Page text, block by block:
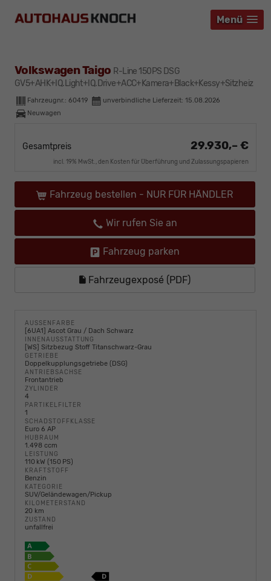
Menü
Menü
Menü
Volkswagen Taigo R-Line 150PS DSG
GV5+AHK+IQ.Light+IQ.Drive+ACC+Kamera+Black+Kessy+Sitzheiz
Fahrzeugnr.: 60419 unverbindliche Lieferzeit: 15.08.2026
Neuwagen
Gesamtpreis 29.930,– €
incl. 19% MwSt., den Kosten für Überführung und Zulassungspapieren
Fahrzeug bestellen - NUR FÜR HÄNDLER
Wir rufen Sie an
Fahrzeug parken
Fahrzeugexposé (PDF)
AUSSENFARBE
[6UA1] Ascot Grau / Dach Schwarz
INNENAUSSTATTUNG
[WS] Sitzbezug Stoff Titanschwarz-Grau
GETRIEBE
Doppelkupplungsgetriebe (DSG)
ANTRIEBSACHSE
Frontantrieb
ZYLINDER
4
PARTIKELFILTER
1
SCHADSTOFFKLASSE
Euro 6 AP
HUBRAUM
1.498 ccm
LEISTUNG
110 kW (150 PS)
KRAFTSTOFF
Benzin
KATEGORIE
SUV/Geländewagen/Pickup
KILOMETERSTAND
20 km
ZUSTAND
unfallfrei